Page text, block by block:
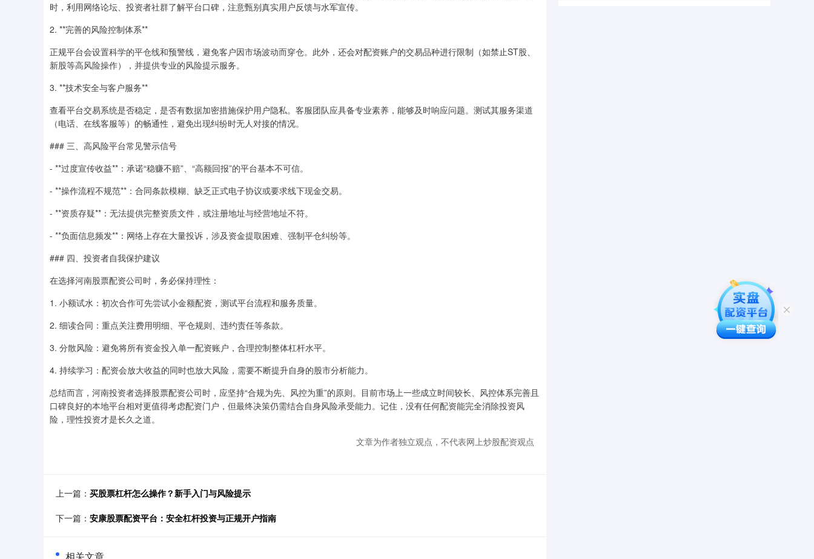
时，利用网络论坛、投资者社群了解平台口碑，注意甄别真实用户反馈与水军宣传。
2. **完善的风险控制体系**
正规平台会设置科学的平仓线和预警线，避免客户因市场波动而穿仓。此外，还会对配资账户的交易品种进行限制（如禁止ST股、
新股等高风险操作），并提供专业的风险提示服务。
3. **技术安全与客户服务**
查看平台交易系统是否稳定，是否有数据加密措施保护用户隐私。客服团队应具备专业素养，能够及时响应问题。测试其服务渠道
（电话、在线客服等）的畅通性，避免出现纠纷时无人对接的情况。
### 三、高风险平台常见警示信号
- **过度宣传收益**：承诺“稳赚不赔”、“高额回报”的平台基本不可信。
- **操作流程不规范**：合同条款模糊、缺乏正式电子协议或要求线下现金交易。
- **资质存疑**：无法提供完整资质文件，或注册地址与经营地址不符。
- **负面信息频发**：网络上存在大量投诉，涉及资金提取困难、强制平仓纠纷等。
### 四、投资者自我保护建议
在选择河南股票配资公司时，务必保持理性：
1. 小额试水：初次合作可先尝试小金额配资，测试平台流程和服务质量。
2. 细读合同：重点关注费用明细、平仓规则、违约责任等条款。
3. 分散风险：避免将所有资金投入单一配资账户，合理控制整体杠杆水平。
4. 持续学习：配资会放大收益的同时也放大风险，需要不断提升自身的股市分析能力。
总结而言，河南投资者选择股票配资公司时，应坚持“合规为先、风控为重”的原则。目前市场上一些成立时间较长、风控体系完善且
口碑良好的本地平台相对更值得考虑配资门户，但最终决策仍需结合自身风险承受能力。记住，没有任何配资能完全消除投资风
险，理性投资才是长久之道。
文章为作者独立观点，不代表网上炒股配资观点
上一篇： 买股票杠杆怎么操作？新手入门与风险提示
下一篇： 安康股票配资平台：安全杠杆投资与正规开户指南